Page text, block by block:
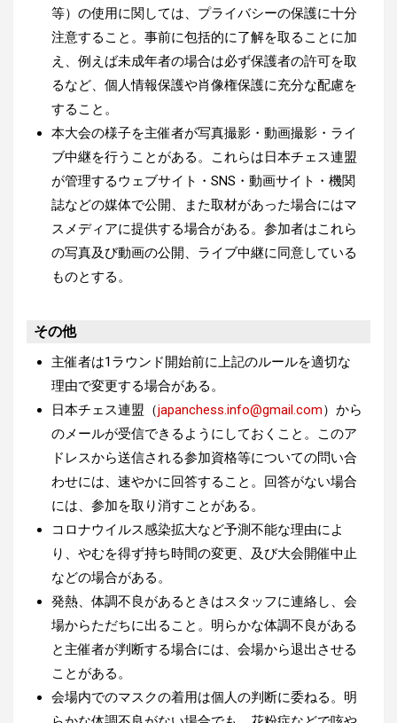
等）の使用に関しては、プライバシーの保護に十分
注意すること。事前に包括的に了解を取ることに加
え、例えば未成年者の場合は必ず保護者の許可を取
るなど、個人情報保護や肖像権保護に充分な配慮を
すること。
本大会の様子を主催者が写真撮影・動画撮影・ライ
ブ中継を行うことがある。これらは日本チェス連盟
が管理するウェブサイト・SNS・動画サイト・機関
誌などの媒体で公開、また取材があった場合にはマ
スメディアに提供する場合がある。参加者はこれら
の写真及び動画の公開、ライブ中継に同意している
ものとする。
その他
主催者は1ラウンド開始前に上記のルールを適切な
理由で変更する場合がある。
日本チェス連盟（japanchess.info@gmail.com）から
のメールが受信できるようにしておくこと。このア
ドレスから送信される参加資格等についての問い合
わせには、速やかに回答すること。回答がない場合
には、参加を取り消すことがある。
コロナウイルス感染拡大など予測不能な理由によ
り、やむを得ず持ち時間の変更、及び大会開催中止
などの場合がある。
発熱、体調不良があるときはスタッフに連絡し、会
場からただちに出ること。明らかな体調不良がある
と主催者が判断する場合には、会場から退出させる
ことがある。
会場内でのマスクの着用は個人の判断に委ねる。明